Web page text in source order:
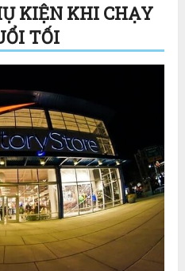
KIỆN KHI CHẠY
TỐI